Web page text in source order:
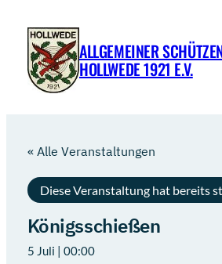
ALLGEMEINER
HOLLWEDE 1921 E.V.
« Alle Veranstaltungen
Diese Veranstaltung hat bereits
Königsschießen
5 Juli | 00:00